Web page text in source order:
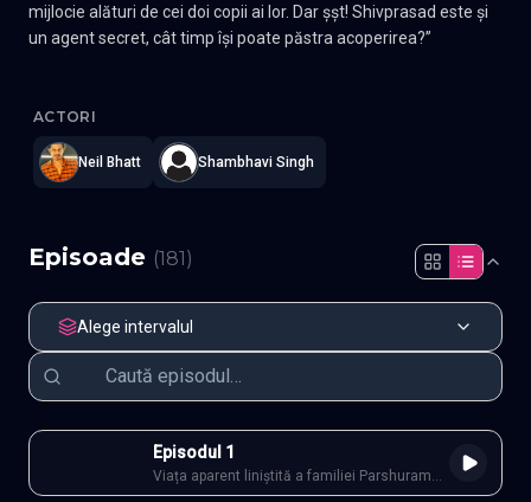
mijlocie alături de cei doi copii ai lor. Dar șșt! Shivprasad este și
un agent secret, cât timp își poate păstra acoperirea?”
ACTORI
Neil Bhatt Shambhavi Singh
Episoade (181)
Alege intervalul
Episodul 1
Viața aparent liniștită a familiei Parshuram
este pusă în mișcare de agitația zilnică,